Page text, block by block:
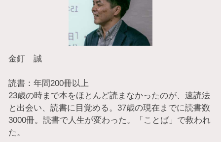
金釘 誠
読書：年間200冊以上
23歳の時まで本をほとんど読まなかったのが、速読法
と出会い、読書に目覚める。37歳の現在までに読書数
3000冊。読書で人生が変わった。「ことば」で救われ
た。